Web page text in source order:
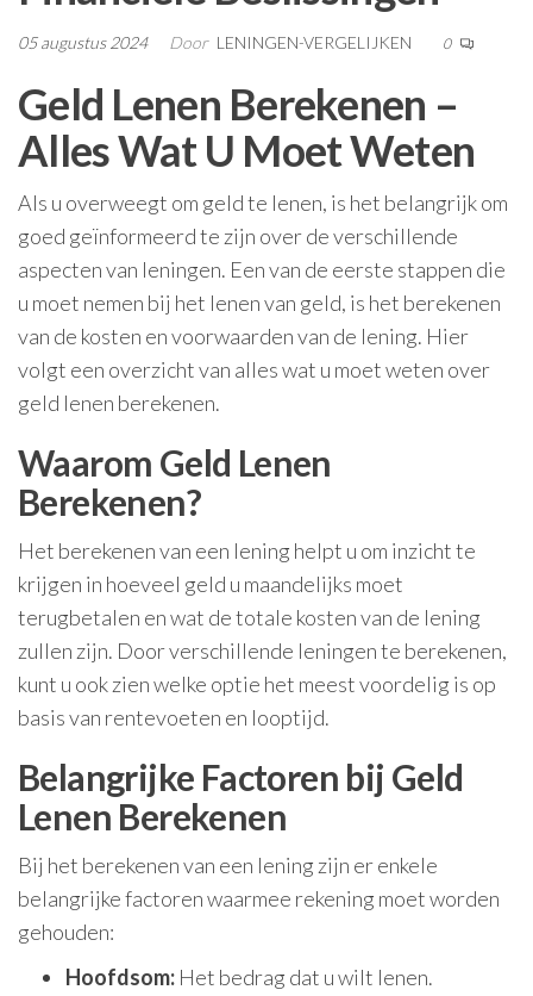
05 augustus 2024 Door LENINGEN-VERGELIJKEN 0
Geld Lenen Berekenen –
Alles Wat U Moet Weten
Als u overweegt om geld te lenen, is het belangrijk om
goed geïnformeerd te zijn over de verschillende
aspecten van leningen. Een van de eerste stappen die
u moet nemen bij het lenen van geld, is het berekenen
van de kosten en voorwaarden van de lening. Hier
volgt een overzicht van alles wat u moet weten over
geld lenen berekenen.
Waarom Geld Lenen
Berekenen?
Het berekenen van een lening helpt u om inzicht te
krijgen in hoeveel geld u maandelijks moet
terugbetalen en wat de totale kosten van de lening
zullen zijn. Door verschillende leningen te berekenen,
kunt u ook zien welke optie het meest voordelig is op
basis van rentevoeten en looptijd.
Belangrijke Factoren bij Geld
Lenen Berekenen
Bij het berekenen van een lening zijn er enkele
belangrijke factoren waarmee rekening moet worden
gehouden:
Hoofdsom: Het bedrag dat u wilt lenen.